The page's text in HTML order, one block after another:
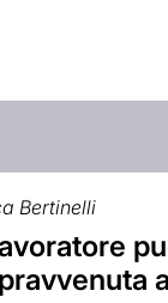
Bertinelli